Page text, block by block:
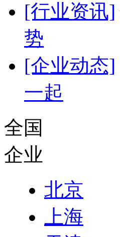
[行业资讯]
势
[企业动态]
一起
全国
企业
北京
上海